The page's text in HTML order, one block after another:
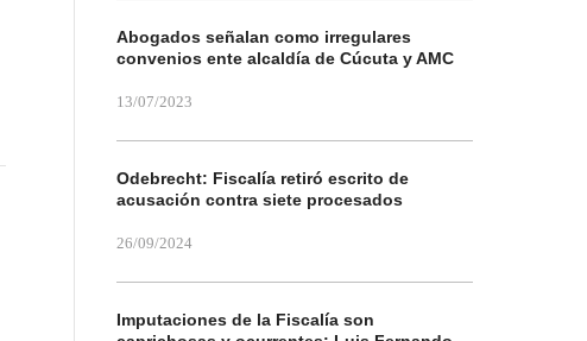
Abogados señalan como irregulares
convenios ente alcaldía de Cúcuta y AMC
13/07/2023
Odebrecht: Fiscalía retiró escrito de
acusación contra siete procesados
26/09/2024
Imputaciones de la Fiscalía son